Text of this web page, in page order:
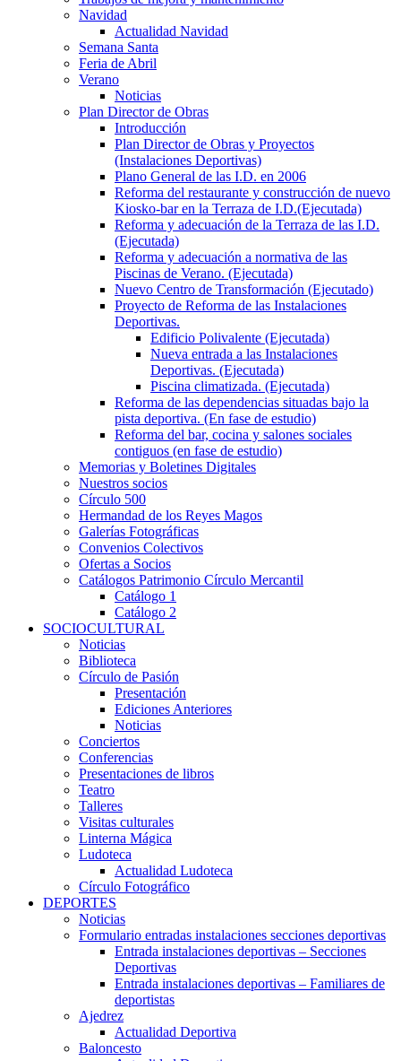
Navidad
Actualidad Navidad
Semana Santa
Feria de Abril
Verano
Noticias
Plan Director de Obras
Introducción
Plan Director de Obras y Proyectos
(Instalaciones Deportivas)
Plano General de las I.D. en 2006
Reforma del restaurante y construcción de nuevo
Kiosko-bar en la Terraza de I.D.(Ejecutada)
Reforma y adecuación de la Terraza de las I.D.
(Ejecutada)
Reforma y adecuación a normativa de las
Piscinas de Verano. (Ejecutada)
Nuevo Centro de Transformación (Ejecutado)
Proyecto de Reforma de las Instalaciones
Deportivas.
Edificio Polivalente (Ejecutada)
Nueva entrada a las Instalaciones
Deportivas. (Ejecutada)
Piscina climatizada. (Ejecutada)
Reforma de las dependencias situadas bajo la
pista deportiva. (En fase de estudio)
Reforma del bar, cocina y salones sociales
contiguos (en fase de estudio)
Memorias y Boletines Digitales
Nuestros socios
Círculo 500
Hermandad de los Reyes Magos
Galerías Fotográficas
Convenios Colectivos
Ofertas a Socios
Catálogos Patrimonio Círculo Mercantil
Catálogo 1
Catálogo 2
SOCIOCULTURAL
Noticias
Biblioteca
Círculo de Pasión
Presentación
Ediciones Anteriores
Noticias
Conciertos
Conferencias
Presentaciones de libros
Teatro
Talleres
Visitas culturales
Linterna Mágica
Ludoteca
Actualidad Ludoteca
Círculo Fotográfico
DEPORTES
Noticias
Formulario entradas instalaciones secciones deportivas
Entrada instalaciones deportivas – Secciones
Deportivas
Entrada instalaciones deportivas – Familiares de
deportistas
Ajedrez
Actualidad Deportiva
Baloncesto